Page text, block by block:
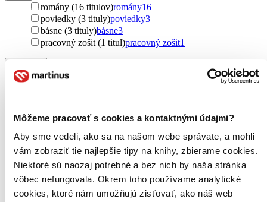
Môžeme pracovať s cookies a kontaktnými údajmi?
Aby sme vedeli, ako sa na našom webe správate, a mohli
vám zobraziť tie najlepšie tipy na knihy, zbierame cookies.
Niektoré sú naozaj potrebné a bez nich by naša stránka
vôbec nefungovala. Okrem toho používame analytické
cookies, ktoré nám umožňujú zisťovať, ako náš web
romány (16 titulov)romány16
poviedky (3 tituly)poviedky3
básne (3 tituly)básne3
pracovný zošit (1 titul)pracovný zošit1
low fantasy (14 titulov)
rozprávky (2 tituly)
manga (2 tituly) manga2
Ďalšie možnosti
2026 (0 titulov)2026
2025 (0 titulov)2025
2024 (0 titulov)2024